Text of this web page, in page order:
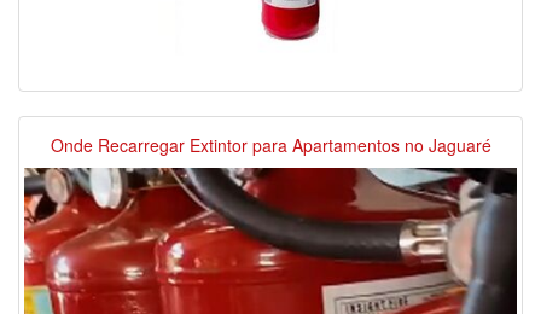
Onde Recarregar Extintor para Apartamentos no Jaguaré